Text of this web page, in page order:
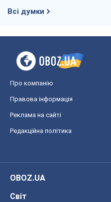
Всі думки
Про компанію
Правова інформація
Реклама на сайті
Редакційна політика
OBOZ.UA
Світ